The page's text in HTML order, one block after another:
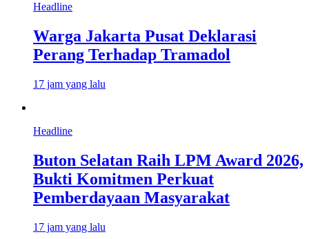
Headline
Warga Jakarta Pusat Deklarasi
Perang Terhadap Tramadol
17 jam yang lalu
Headline
Buton Selatan Raih LPM Award 2026,
Bukti Komitmen Perkuat
Pemberdayaan Masyarakat
17 jam yang lalu